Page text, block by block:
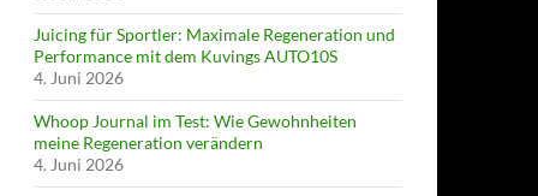
Juicing für Sportler: Maximale Regeneration und
Performance mit dem Kuvings AUTO10S
4. Juni 2026
Whoop Journal im Test: Wie Gewohnheiten
meine Regeneration verändern
4. Juni 2026